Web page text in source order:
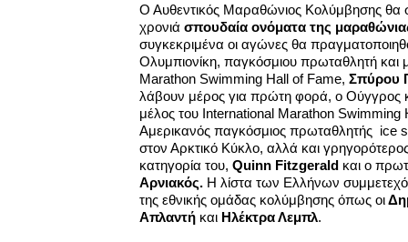
Ο Αυθεντικός Μαραθώνιος Κολύμβησης θα
χρονιά σπουδαία ονόματα της
συγκεκριμένα οι αγώνες θα
Ολυμπιονίκη, παγκόσμιου πρωταθλητή και
Marathon Swimming Hall of Fame, Σπύρου
λάβουν μέρος για πρώτη φορά, ο Ούγγρος
μέλος του International Marathon Swimming
Αμερικανός παγκόσμιος πρωταθλητής ice
στον Αρκτικό Κύκλο, αλλά και
κατηγορία του, Quinn Fitzgerald και ο
Αρνιακός. Η λίστα των Ελλήνων
της εθνικής ομάδας κολύμβησης όπως οι
Απλαντή και Ηλέκτρα Λεμπλ.